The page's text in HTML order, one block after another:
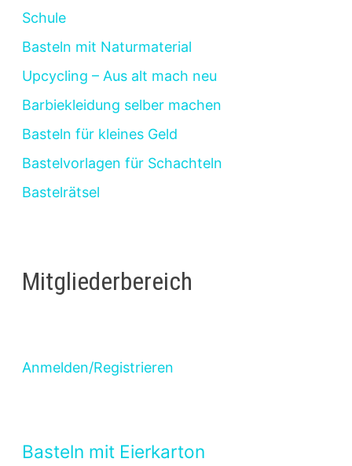
Schule
Basteln mit Naturmaterial
Upcycling – Aus alt mach neu
Barbiekleidung selber machen
Basteln für kleines Geld
Bastelvorlagen für Schachteln
Bastelrätsel
Mitgliederbereich
Anmelden/Registrieren
Basteln mit Eierkarton